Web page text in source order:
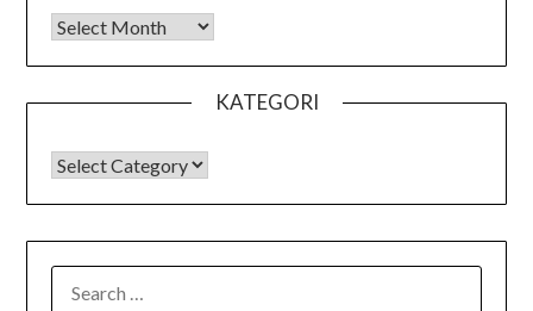
Arsip
KATEGORI
KATEGORI